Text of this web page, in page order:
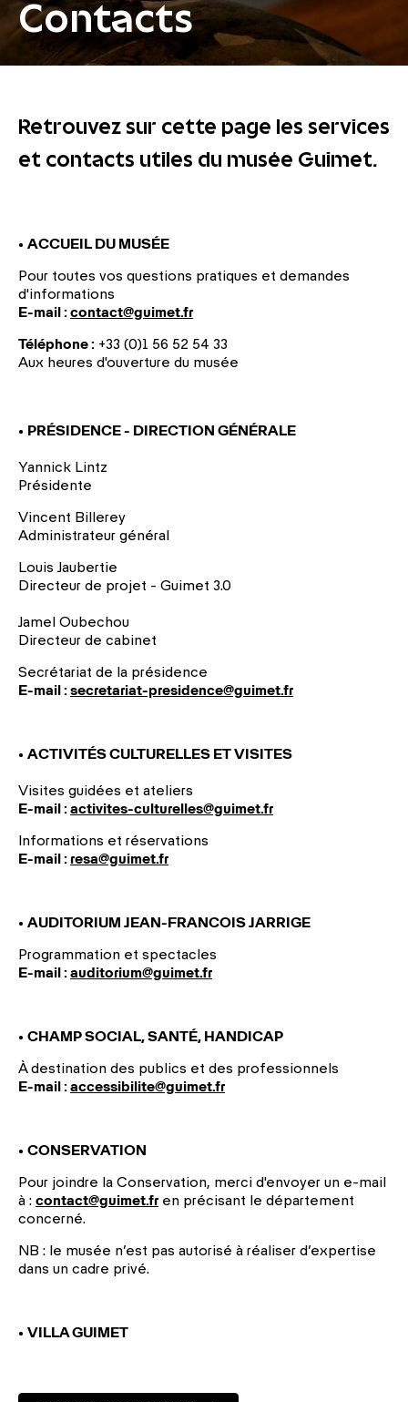
Contacts
Retrouvez sur cette page les services
et contacts utiles du musée Guimet.
• ACCUEIL DU MUS É E
Pour toutes vos questions pratiques et demandes
d'informations
E-mail : contact@guimet.fr
Téléphone : +33 (0)1 56 52 54 33
Aux heures d'ouverture du musée
• PR ÉSIDENCE - DIRECTION G É N É RALE
Yannick Lintz
Présidente
Vincent Billerey
Administrateur général
Louis Jaubertie
Directeur de projet - Guimet 3.0
Jamel Oubechou
Directeur de cabinet
Secrétariat de la présidence
E-mail : secretariat-presidence@guimet.fr
• ACTIVIT ÉS CULTURELLES ET VISITES
Visites guidées et ateliers
E-mail : activites-culturelles@guimet.fr
Informations et réservations
E-mail : resa@guimet.fr
• AUDITORIUM JEAN-FRANCOIS JARRIGE
Programmation et spectacles
E-mail : auditorium@guimet.fr
• CHAMP SOCIAL, SANT É, HANDICAP
À destination des publics et des professionnels
E-mail : accessibilite@guimet.fr
• CONSERVATION
Pour joindre la Conservation, merci d'envoyer un e-mail
à : contact@guimet.fr en précisant le département
concerné.
NB : le musée n’est pas autorisé à réaliser d’expertise
dans un cadre privé.
• VILLA GUIMET